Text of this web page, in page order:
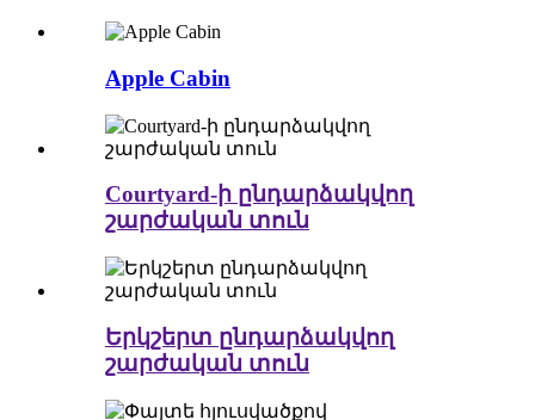
Apple Cabin
Courtyard-ի ընդարձակվող
շարժական տուն
Երկշերտ ընդարձակվող
շարժական տուն